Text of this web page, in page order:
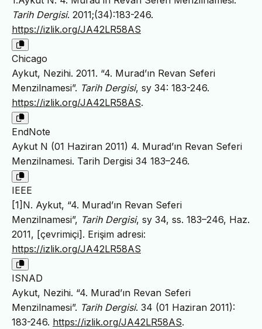
Tarih Dergisi. 2011;(34):183-246.
https://izlik.org/JA42LR58AS
Chicago
Aykut, Nezihi. 2011. “4. Murad’ın Revan Seferi
Menzilnamesi”. Tarih Dergisi, sy 34: 183-246.
https://izlik.org/JA42LR58AS.
EndNote
Aykut N (01 Haziran 2011) 4. Murad’ın Revan Seferi
Menzilnamesi. Tarih Dergisi 34 183–246.
IEEE
[1]N. Aykut, “4. Murad’ın Revan Seferi
Menzilnamesi”, Tarih Dergisi, sy 34, ss. 183–246, Haz.
2011, [çevrimiçi]. Erişim adresi:
https://izlik.org/JA42LR58AS
ISNAD
Aykut, Nezihi. “4. Murad’ın Revan Seferi
Menzilnamesi”. Tarih Dergisi. 34 (01 Haziran 2011):
183-246. https://izlik.org/JA42LR58AS.